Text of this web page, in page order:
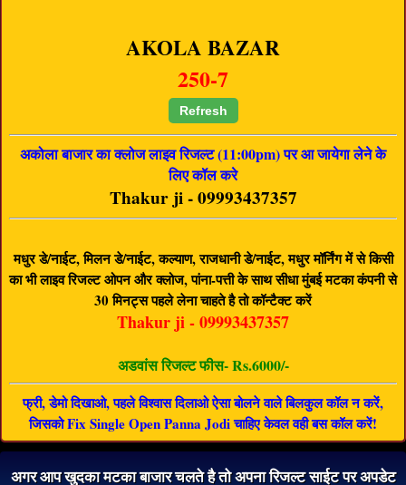
AKOLA BAZAR
250-7
Refresh
अकोला बाजार का क्लोज लाइव रिजल्ट (11:00pm) पर आ जायेगा लेने के
लिए कॉल करे
Thakur ji - 09993437357
मधुर डे/नाईट, मिलन डे/नाईट, कल्याण, राजधानी डे/नाईट, मधुर मॉर्निंग में से किसी
का भी लाइव रिजल्ट ओपन और क्लोज, पांना-पत्ती के साथ सीधा मुंबई मटका कंपनी से
30 मिनट्स पहले लेना चाहते है तो कॉन्टैक्ट करें
Thakur ji - 09993437357
अडवांस रिजल्ट फीस- Rs.6000/-
फ्री, डेमो दिखाओ, पहले विश्वास दिलाओ ऐसा बोलने वाले बिलकुल कॉल न करें,
जिसको Fix Single Open Panna Jodi चाहिए केवल वही बस कॉल करें!
अगर आप खुदका मटका बाजार चलते है तो अपना रिजल्ट साईट पर अपडेट